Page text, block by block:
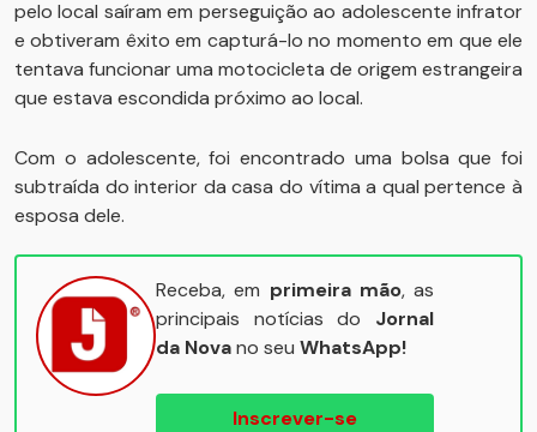
pelo local saíram em perseguição ao adolescente infrator
e obtiveram êxito em capturá-lo no momento em que ele
tentava funcionar uma motocicleta de origem estrangeira
que estava escondida próximo ao local.
Com o adolescente, foi encontrado uma bolsa que foi
subtraída do interior da casa do vítima a qual pertence à
esposa dele.
Receba, em primeira mão, as
principais notícias do Jornal
da Novano seu WhatsApp!
Inscrever-se